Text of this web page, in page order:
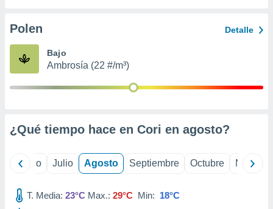
e
mediante
publicidad
publicidad
1199
Polen Detalle
Bajo
Ambrosía (22 #/m³)
¿Qué tiempo hace en Cori en agosto?
Junio Julio Agosto Septiembre Octubre
T. Media: 23°C Max.: 29°C Min: 18°C